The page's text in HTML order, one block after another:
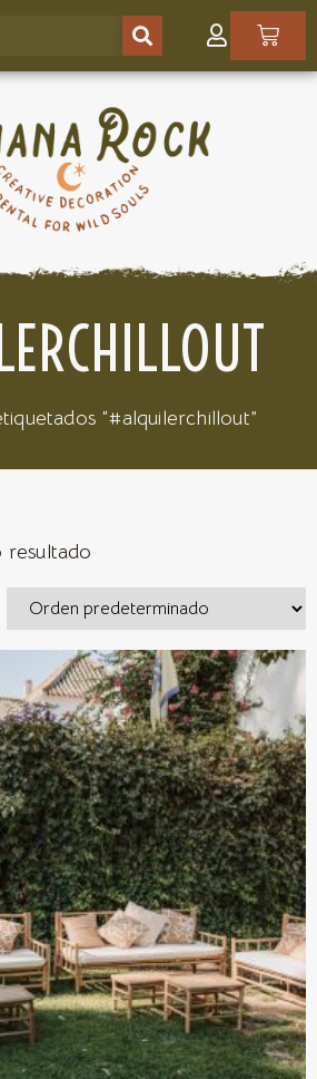
“#alquilerchillout”
resultado